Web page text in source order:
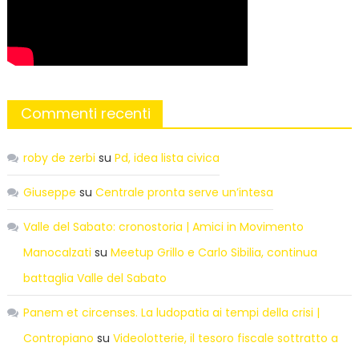
Commenti recenti
roby de zerbi su Pd, idea lista civica
Giuseppe su Centrale pronta serve un’intesa
Valle del Sabato: cronostoria | Amici in Movimento
Manocalzati su Meetup Grillo e Carlo Sibilia, continua
battaglia Valle del Sabato
Panem et circenses. La ludopatia ai tempi della crisi |
Contropiano su Videolotterie, il tesoro fiscale sottratto a